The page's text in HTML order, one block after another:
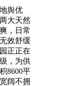
舆优
大天然
，日常
效舒缓
正正在
，为供
8600平
阔不拥